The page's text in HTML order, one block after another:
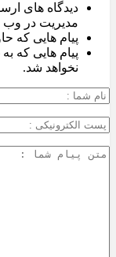
دیدگاه های
مدیریت در وب
پیام هایی که
پیام هایی که
نخواهد شد.